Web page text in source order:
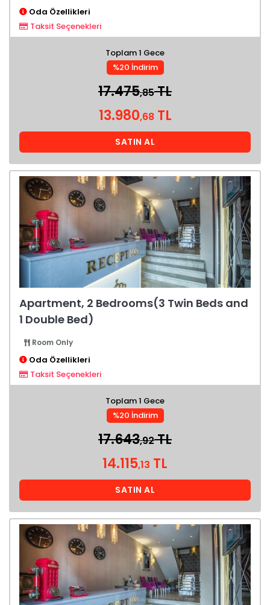
Oda Özellikleri
Taksit Seçenekleri
Toplam 1 Gece
%20 İndirim
17.475,85TL
13.980,68TL
SATIN AL
Apartment, 2 Bedrooms(3 Twin Beds and
1 Double Bed)
Room Only
Oda Özellikleri
Taksit Seçenekleri
Toplam 1 Gece
%20 İndirim
17.643,92TL
14.115,13 TL
SATIN AL